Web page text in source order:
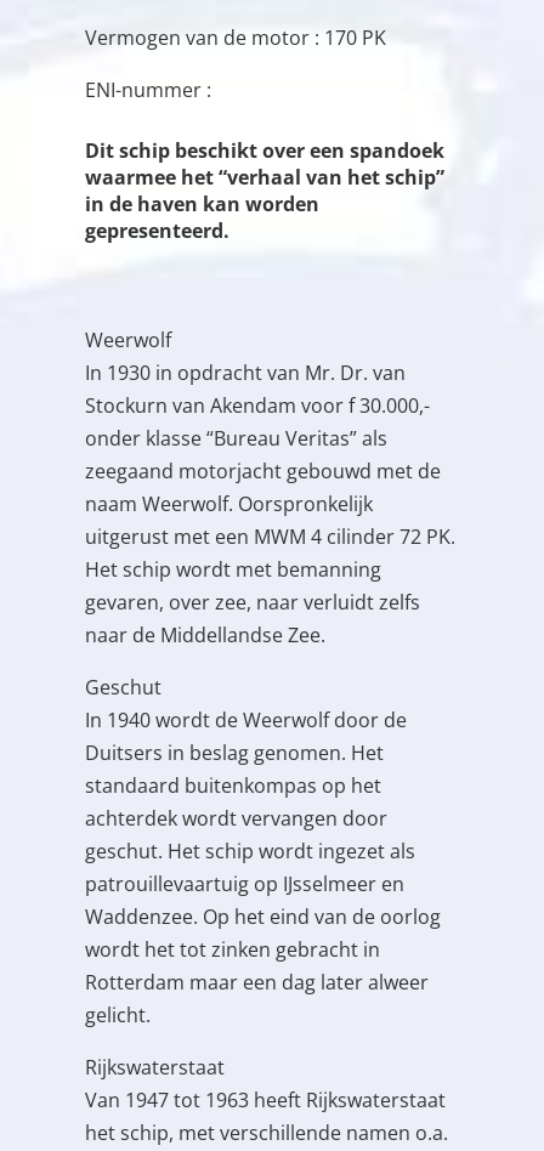
Vermogen van de motor : 170 PK
ENI-nummer :
Dit schip beschikt over een spandoek
waarmee het “verhaal van het schip”
in de haven kan worden
gepresenteerd.
Weerwolf
In 1930 in opdracht van Mr. Dr. van
Stockurn van Akendam voor f 30.000,-
onder klasse “Bureau Veritas” als
zeegaand motorjacht gebouwd met de
naam Weerwolf. Oorspronkelijk
uitgerust met een MWM 4 cilinder 72 PK.
Het schip wordt met bemanning
gevaren, over zee, naar verluidt zelfs
naar de Middellandse Zee.
Geschut
In 1940 wordt de Weerwolf door de
Duitsers in beslag genomen. Het
standaard buitenkompas op het
achterdek wordt vervangen door
geschut. Het schip wordt ingezet als
patrouillevaartuig op IJsselmeer en
Waddenzee. Op het eind van de oorlog
wordt het tot zinken gebracht in
Rotterdam maar een dag later alweer
gelicht.
Rijkswaterstaat
Van 1947 tot 1963 heeft Rijkswaterstaat
het schip, met verschillende namen o.a.